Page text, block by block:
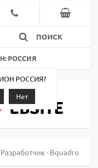
ПОИСК
РОССИЯ
РОССИЯ?
Нет
Разработчик - Bquadro